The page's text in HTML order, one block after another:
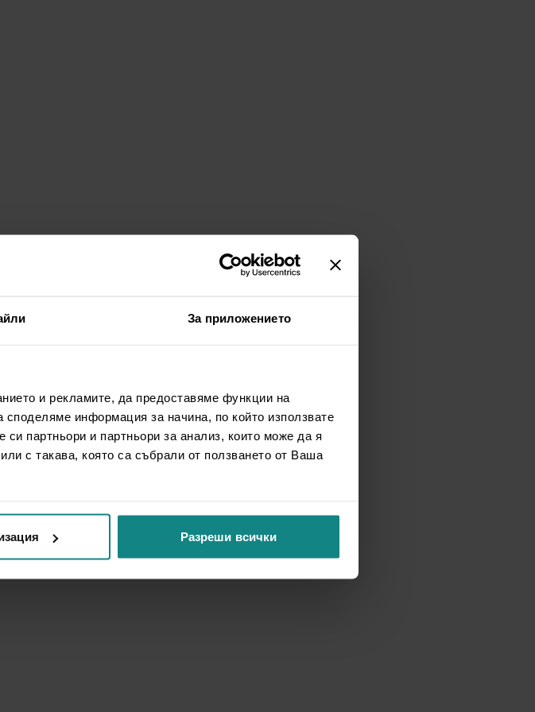
За приложението
и рекламите, да предоставяме функции на
информация за начина, по който използвате
партньори и партньори за анализ, които може да я
с такава, която са събрали от ползването от Ваша
Разреши всички